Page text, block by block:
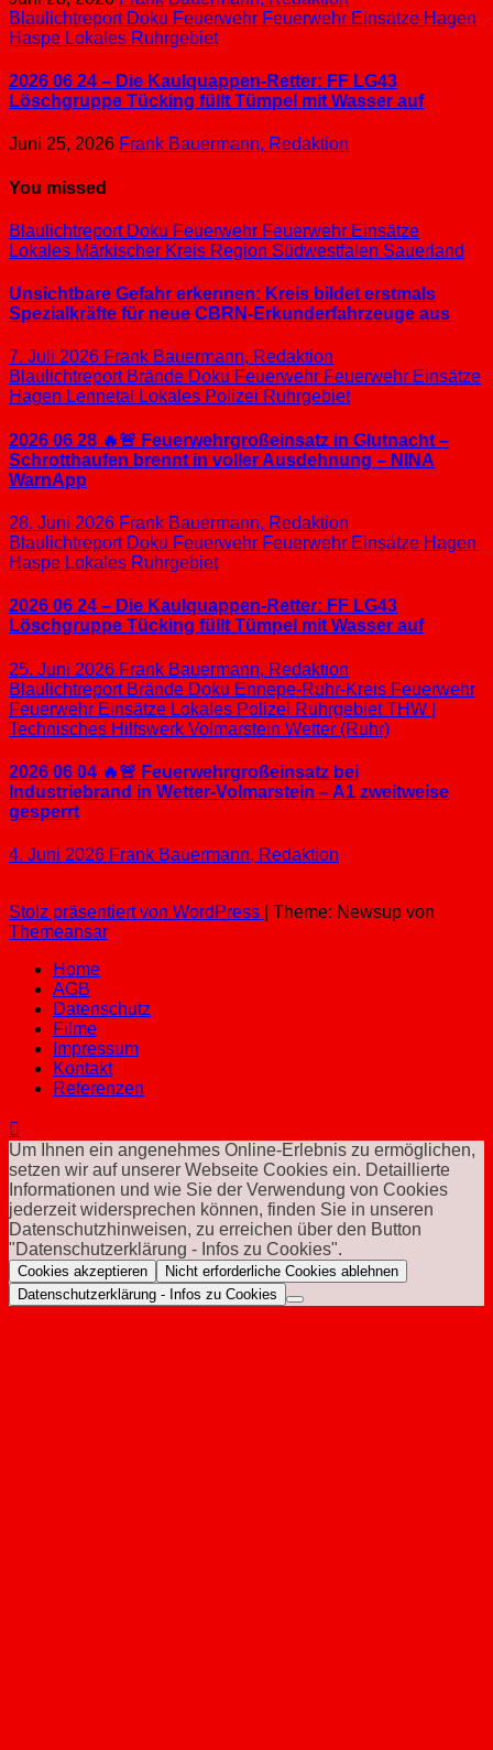
Blaulichtreport Doku Feuerwehr Feuerwehr Einsätze Hagen
Haspe Lokales Ruhrgebiet
2026 06 24 – Die Kaulquappen-Retter: FF LG43
Löschgruppe Tücking füllt Tümpel mit Wasser auf
Juni 25, 2026 Frank Bauermann, Redaktion
You missed
Blaulichtreport Doku Feuerwehr Feuerwehr Einsätze
Lokales Märkischer Kreis Region Südwestfalen Sauerland
Unsichtbare Gefahr erkennen: Kreis bildet erstmals
Spezialkräfte für neue CBRN-Erkunderfahrzeuge aus
7. Juli 2026 Frank Bauermann, Redaktion
Blaulichtreport Brände Doku Feuerwehr Feuerwehr Einsätze
Hagen Lennetal Lokales Polizei Ruhrgebiet
2026 06 28 🔥🚨 Feuerwehrgroßeinsatz in Glutnacht –
Schrotthaufen brennt in voller Ausdehnung – NINA
WarnApp
28. Juni 2026 Frank Bauermann, Redaktion
Blaulichtreport Doku Feuerwehr Feuerwehr Einsätze Hagen
Haspe Lokales Ruhrgebiet
2026 06 24 – Die Kaulquappen-Retter: FF LG43
Löschgruppe Tücking füllt Tümpel mit Wasser auf
25. Juni 2026 Frank Bauermann, Redaktion
Blaulichtreport Brände Doku Ennepe-Ruhr-Kreis Feuerwehr
Feuerwehr Einsätze Lokales Polizei RuhrgebietTHW |
Technisches Hilfswerk Volmarstein Wetter (Ruhr)
2026 06 04 🔥🚨 Feuerwehrgroßeinsatz bei
Industriebrand in Wetter-Volmarstein – A1 zweitweise
gesperrt
4. Juni 2026 Frank Bauermann, Redaktion
Stolz präsentiert von WordPress
Theme: Newsup von
Themeansar
Home
AGB
Datenschutz
Filme
Impressum
Kontakt
Referenzen
Um Ihnen ein angenehmes Online-Erlebnis zu ermöglichen,
setzen wir auf unserer Webseite Cookies ein. Detaillierte
Informationen und wie Sie der Verwendung von Cookies
jederzeit widersprechen können, finden Sie in unseren
Datenschutzhinweisen, zu erreichen über den Button
"Datenschutzerklärung - Infos zu Cookies".
Cookies akzeptieren
Nicht erforderliche Cookies ablehnen
Datenschutzerklärung - Infos zu Cookies